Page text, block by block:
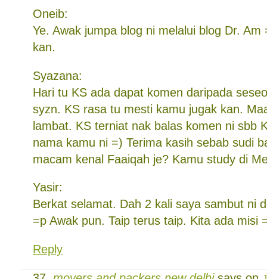
Oneib:
Ye. Awak jumpa blog ni melalui blog Dr.
kan.
Syazana:
Hari tu KS ada dapat komen daripada
syzn. KS rasa tu mesti kamu jugak kan.
lambat. KS terniat nak balas komen ni sbb
nama kamu ni =) Terima kasih sebab sudi
macam kenal Faaiqah je? Kamu study di
Yasir:
Berkat selamat. Dah 2 kali saya sambut ni
=p Awak pun. Taip terus taip. Kita ada misi
Reply